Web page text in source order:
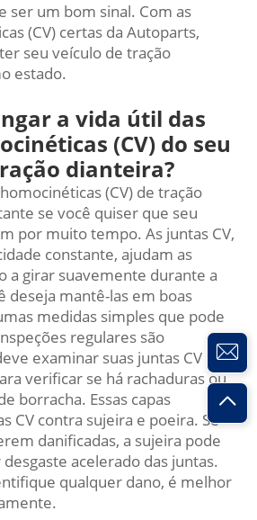
ser um bom sinal. Com as
(CV) certas da Autoparts,
seu veículo de tração
estado.
a vida útil das
(CV) do seu
dianteira?
(CV) de tração
se você quiser que seu
por muito tempo. As juntas CV,
constante, ajudam as
a girar suavemente durante a
deseja mantê-las em boas
medidas simples que pode
regulares são
examinar suas juntas CV
verificar se há rachaduras ou
borracha. Essas capas
CV contra sujeira e poeira. Se
danificadas, a sujeira pode
acelerado das juntas.
qualquer dano, é melhor